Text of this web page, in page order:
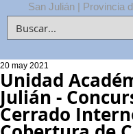
San Julián | Provincia
Unidad
Julián -
Cerrado
20 may 2021